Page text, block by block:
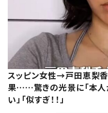
スッピン女性→戸田恵梨
果……驚きの光景に「本人
い」「似すぎ！！」